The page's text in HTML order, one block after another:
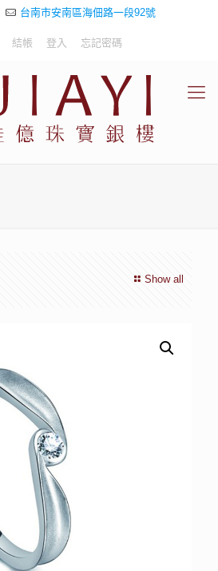
台南市安南區海佃路一段92號
結帳 登入 忘記密碼
Show all